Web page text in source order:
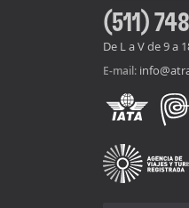
(511)
De L a V de 9 a
E-mail: